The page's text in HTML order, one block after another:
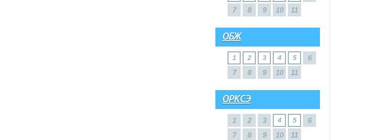
7
8 9 10 11
ОБЖ
1 2 3 4 5
6
7
8 9 10 11
ОРКСЭ
1 2 3 4 5
6
7
8 9 10 11